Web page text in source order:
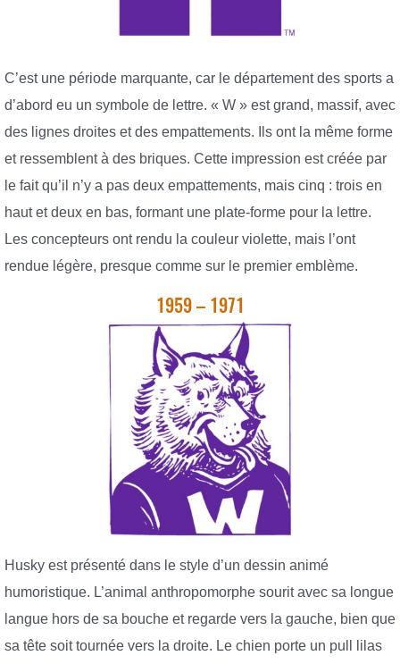
C’est une période marquante, car le département des sports a
d’abord eu un symbole de lettre. « W » est grand, massif, avec
des lignes droites et des empattements. Ils ont la même forme
et ressemblent à des briques. Cette impression est créée par
le fait qu’il n’y a pas deux empattements, mais cinq : trois en
haut et deux en bas, formant une plate-forme pour la lettre.
Les concepteurs ont rendu la couleur violette, mais l’ont
rendue légère, presque comme sur le premier emblème.
1959 – 1971
Husky est présenté dans le style d’un dessin animé
humoristique. L’animal anthropomorphe sourit avec sa longue
langue hors de sa bouche et regarde vers la gauche, bien que
sa tête soit tournée vers la droite. Le chien porte un pull lilas